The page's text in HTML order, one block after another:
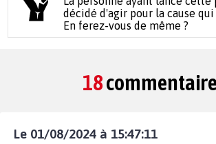
décidé d'agir pour la cause
En ferez-vous de même ?
18
Le 01/08/2024 à 15:47:11